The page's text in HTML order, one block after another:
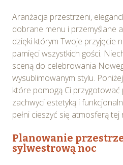
Aranżacja przestrzeni,
dobrane menu i przemyślane
dzięki którym Twoje przyjęcie
pamięci wszystkich gości.
sceną do celebrowania
wysublimowanym stylu.
które pomogą Ci
zachwyci estetyką i
pełni cieszyć się atmosferą tej
Planowanie
sylwestrową noc